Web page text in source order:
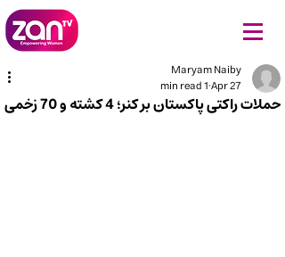
حملات راکتی پاکستان بر کنر؛ 4 کشته و 70 زخمی
Maryam Naiby
Apr 27
1 min read